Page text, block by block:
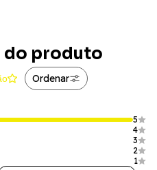
do produto
Ordenar
5
4
3
2
1